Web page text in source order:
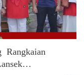
Rangkaian